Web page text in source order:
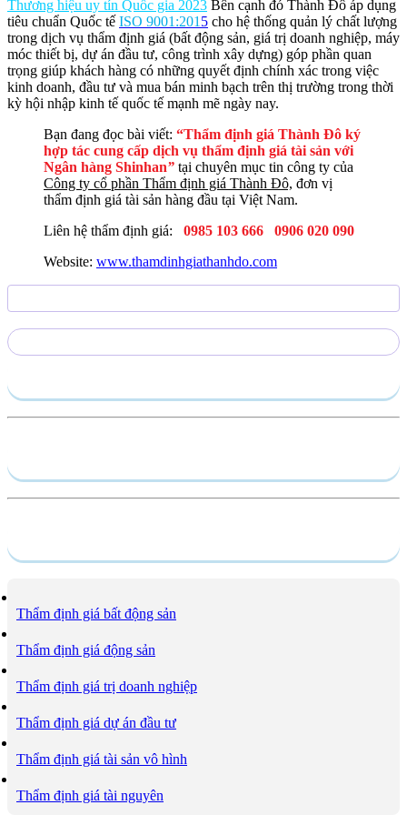
Thương hiệu uy tín Quốc gia 2023 Bên cạnh đó Thành Đô áp dụng
tiêu chuẩn Quốc tế ISO 9001:201 5 cho hệ thống quản lý chất lượng
trong dịch vụ thẩm định giá (bất động sản, giá trị doanh nghiệp, máy
móc thiết bị, dự án đầu tư, công trình xây dựng) góp phần quan
trọng giúp khách hàng có những quyết định chính xác trong việc
kinh doanh, đầu tư và mua bán minh bạch trên thị trường trong thời
kỳ hội nhập kinh tế quốc tế mạnh mẽ ngày nay.
Bạn đang đọc bài viết: “Thẩm định giá Thành Đô ký
hợp tác cung cấp dịch vụ thẩm định giá tài sản với
Ngân hàng Shinhan” tại chuyên mục tin công ty của
Công ty cổ phần Thẩm định giá Thành Đô, đơn vị
thẩm định giá tài sản hàng đầu tại Việt Nam.
Liên hệ thẩm định giá:
0985 103 666
0906 020 090
Website: www.thamdinhgiathanhdo.com
Thẩm định giá bất động sản
Thẩm định giá động sản
Thẩm định giá trị doanh nghiệp
Thẩm định giá dự án đầu tư
Thẩm định giá tài sản vô hình
Thẩm định giá tài nguyên